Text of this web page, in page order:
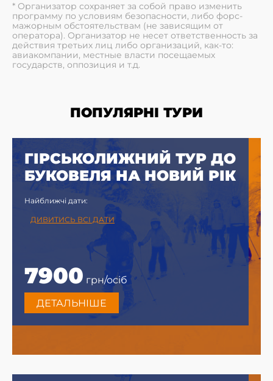
* Организатор сохраняет за собой право изменить
программу по условиям безопасности, либо форс-
мажорным обстоятельствам (не зависящим от
оператора). Организатор не несет ответственность за
действия третьих лиц либо организаций, как-то:
авиакомпании, местные власти посещаемых
государств, оппозиция и т.д.
ПОПУЛЯРНІ ТУРИ
ГІРСЬКОЛИЖНИЙ ТУР ДО
БУКОВЕЛЯ НА НОВИЙ РІК
Найближчі дати:
ДИВИТИСЬ ВСІ ДАТИ
7900 грн/осіб
ДЕТАЛЬНІШЕ